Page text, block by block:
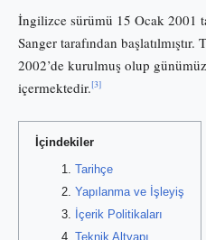
İngilizce sürümü 15 Ocak 2001
Sanger tarafından
2002’de kurulmuş olup
içermektedir.[3]
İçindekiler
Tarihçe
Yapılanma ve İşleyiş
İçerik Politikaları
Teknik Altyapı